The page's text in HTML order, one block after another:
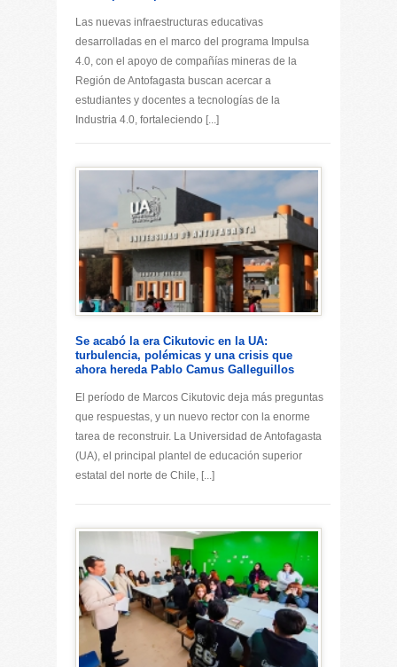
Las nuevas infraestructuras educativas
desarrolladas en el marco del programa Impulsa
4.0, con el apoyo de compañías mineras de la
Región de Antofagasta buscan acercar a
estudiantes y docentes a tecnologías de la
Industria 4.0, fortaleciendo [...]
Se acabó la era Cikutovic en la UA:
turbulencia, polémicas y una crisis que
ahora hereda Pablo Camus Galleguillos
El período de Marcos Cikutovic deja más preguntas
que respuestas, y un nuevo rector con la enorme
tarea de reconstruir. La Universidad de Antofagasta
(UA), el principal plantel de educación superior
estatal del norte de Chile, [...]